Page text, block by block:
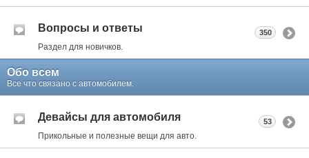
Вопросы и ответы
Раздел для новичков.
350
Обо всем
Все что связано с автомобилем.
Девайсы для автомобиля
Прикольные и полезные вещи для авто.
53